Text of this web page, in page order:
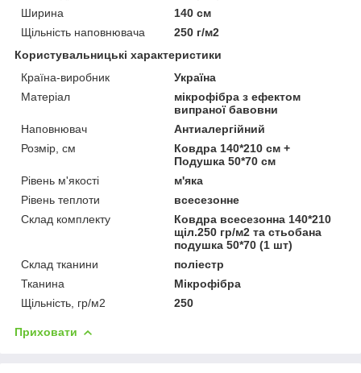
Ширина
140 см
Щільність наповнювача
250 г/м2
Користувальницькі характеристики
Країна-виробник
Україна
Матеріал
мікрофібра з ефектом
випраної бавовни
Наповнювач
Антиалергійний
Розмір, см
Ковдра 140*210 см +
Подушка 50*70 см
Рівень м'якості
м'яка
Рівень теплоти
всесезонне
Склад комплекту
Ковдра всесезонна 140*210
щіл.250 гр/м2 та стьобана
подушка 50*70 (1 шт)
Склад тканини
поліестр
Тканина
Мікрофібра
Щільність, гр/м2
250
Приховати